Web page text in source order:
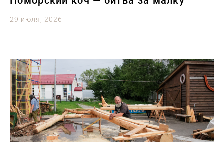
29 июля, 2026